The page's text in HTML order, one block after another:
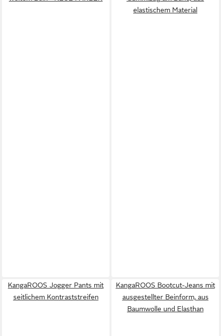
elastischem Material
KangaROOS Jogger Pants mit
seitlichem Kontraststreifen
KangaROOS Bootcut-Jeans mit
ausgestellter Beinform, aus
Baumwolle und Elasthan